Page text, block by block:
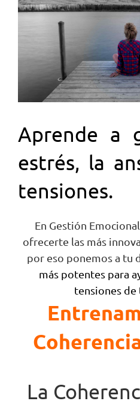
Aprende a
estrés, la
tensiones.
En Gestión
ofrecerte las más
por eso ponemos a tu
más potentes para
tensiones de
La